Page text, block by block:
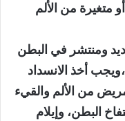
متغيرة من الألم
ومنتشر في البطن
أخذ الانسداد
من الألم والقيء
البطن، وإيلام